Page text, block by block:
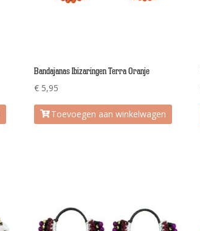
Bandajanas Ibizaringen Terra Oranje
€ 5,95
Toevoegen aan winkelwagen